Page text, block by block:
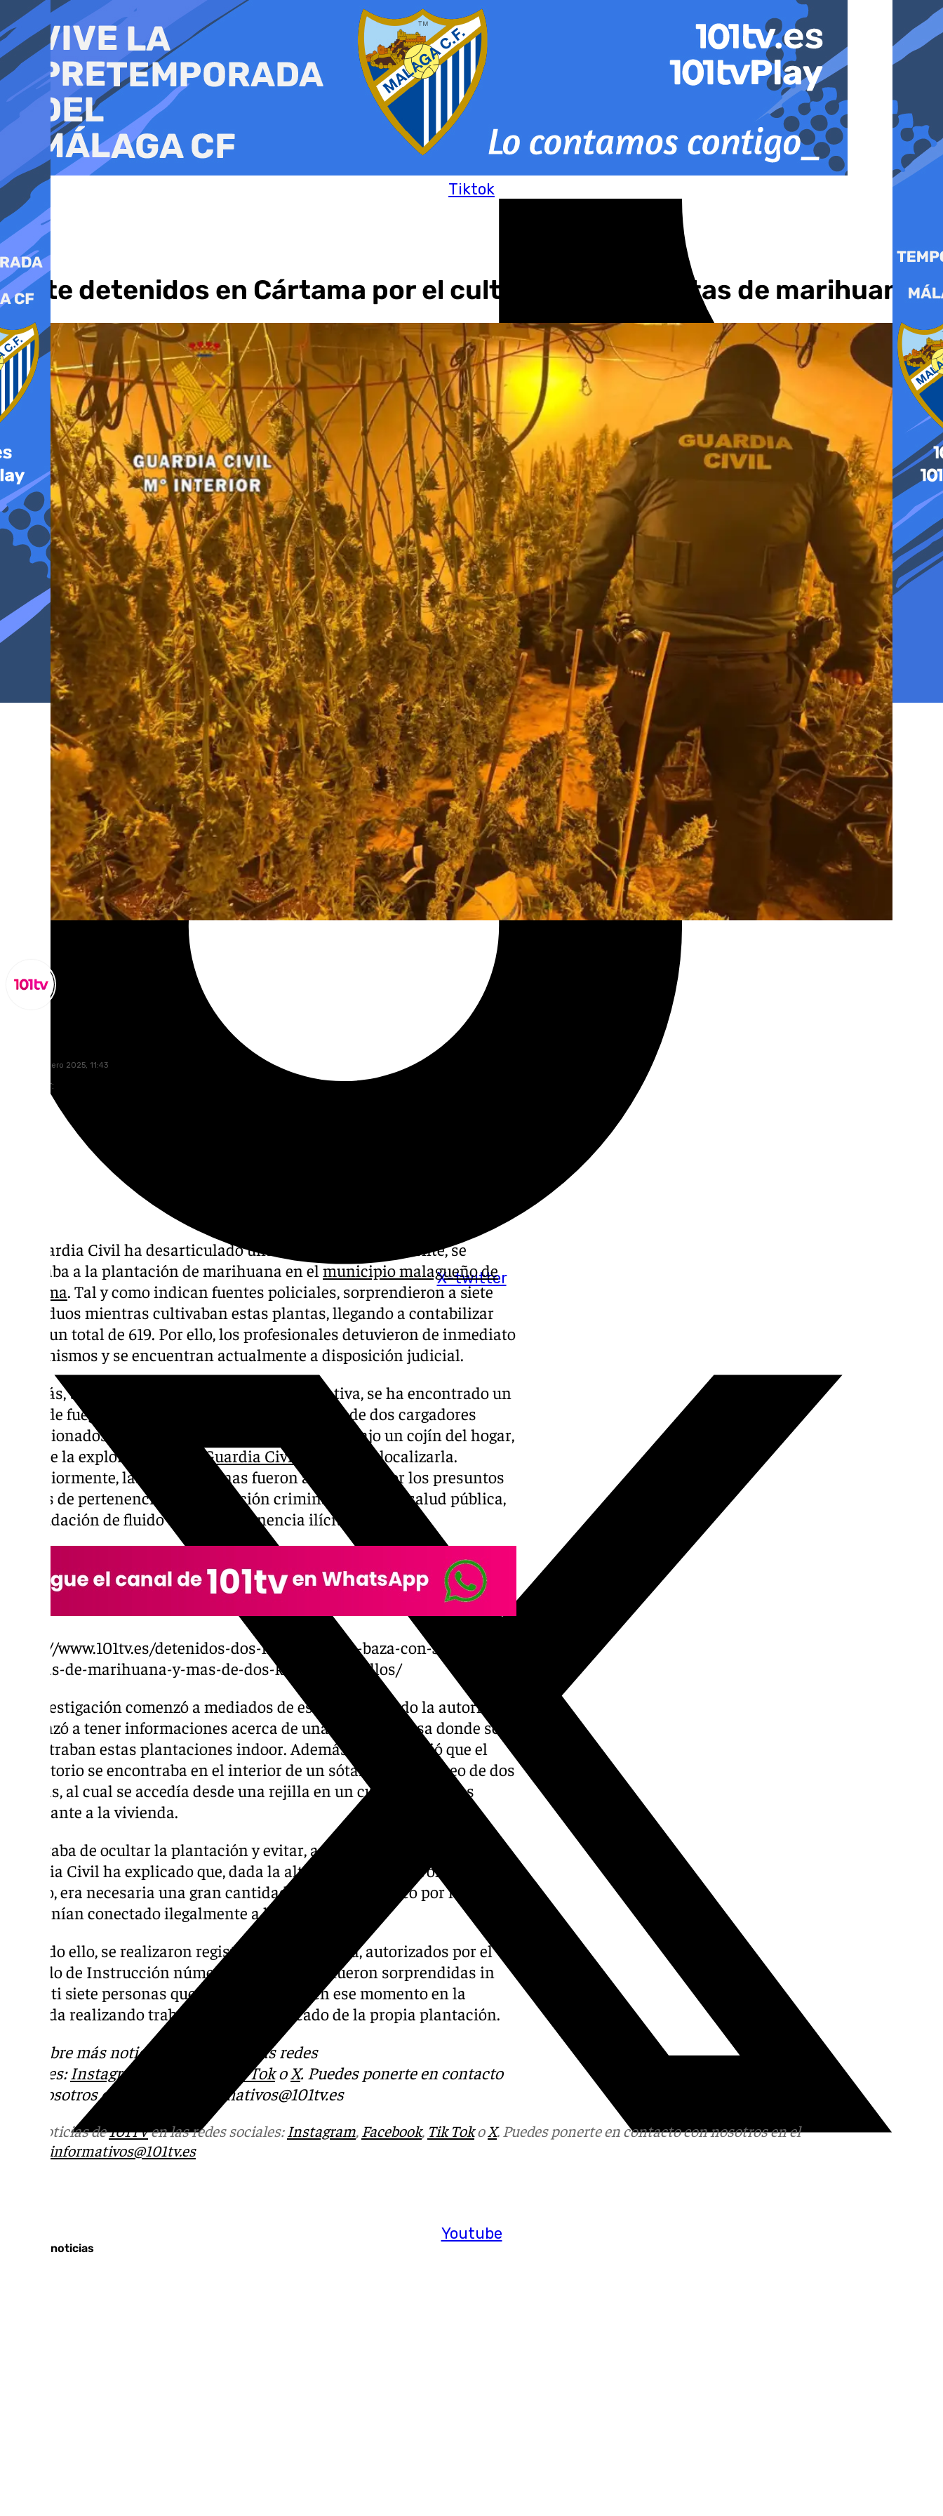
al
contenido
Tiktok
X-twitter
Youtube
Siete detenidos en Cártama por el cultivo de 619 plantas de marihuana
lunes, 27 enero 2025, 11:43
Compartir:
La Guardia Civil ha desarticulado una red que, presuntamente, se
dedicaba a la plantación de marihuana en elmunicipio malagueño de
Cártama. Tal y como indican fuentes policiales, sorprendieron a siete
individuos mientras cultivaban estas plantas, llegando a contabilizar
hasta un total de 619. Por ello, los profesionales detuvieron de inmediato
a los mismos y se encuentran actualmente a disposición judicial.
Además, tal y como indican en la nota informativa, se ha encontrado un
arma de fuego calibre nueve milímetros, además de dos cargadores
municionados. Esto último se encontraba oculto bajo un cojín del hogar,
aunque la exploración de la
Guardia Civil
sirvió para localizarla.
Posteriormente, las siete personas fueron arrestadas por los presuntos
delitos de pertenencia a organización criminal, contra la salud pública,
defraudación de fluido eléctrico y tenencia ilícita de armas.
https://www.101tv.es/detenidos-dos-hermanos-en-baza-con-370-
plantas-de-marihuana-y-mas-de-dos-kilos-de-cogollos/
La investigación comenzó a mediados de este mes, cuando la autoridad
comenzó a tener informaciones acerca de una supuesta casa donde se
encontraban estas plantaciones indoor. Además, se descubrió que el
laboratorio se encontraba en el interior de un sótano subterráneo de dos
plantas, al cual se accedía desde una rejilla en un cuarto de aperos
colindante a la vivienda.
Se trataba de ocultar la plantación y evitar, así, la acción policial. La
Guardia Civil ha explicado que, dada la alta capacidad y el volumen del
cultivo, era necesaria una gran cantidad de fluido eléctrico por lo que lo
mantenían conectado ilegalmente a la red eléctrica.
Por todo ello, se realizaron registros de la vivienda, autorizados por el
Juzgado de Instrucción número 1 de Málaga, y fueron sorprendidas in
fraganti siete personas que se encontraban en ese momento en la
vivienda realizando trabajos de corte y secado de la propia plantación.
Descubre más noticias de 101Tv en las redes
sociales: Instagram Tik Toko X. Puedes ponerte en contacto
con nosotros en el correo
informativos@101tv.es
Más noticias de101TVen las redes sociales: Instagram, Facebook, Tik TokoX. Puedes ponerte en contacto con nosotros en el
informativos@101tv.es
Últimas noticias